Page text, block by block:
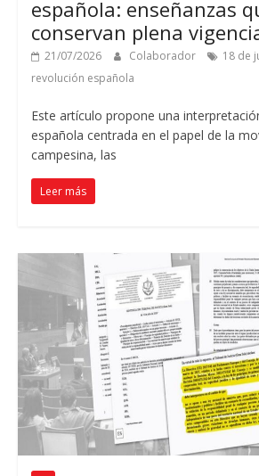
española: enseñanzas
conservan plena
21/07/2026 Colaborador 18 de
revolución española
Este artículo propone una
española centrada en el papel de la
campesina, las
Leer más